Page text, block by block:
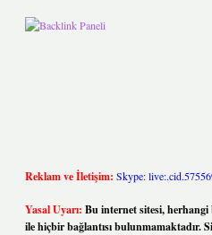
Reklam ve İletişim: Skype:
Yasal Uyarı: Bu internet sitesi,
ile hiçbir bağlantısı bulunmamaktadır.